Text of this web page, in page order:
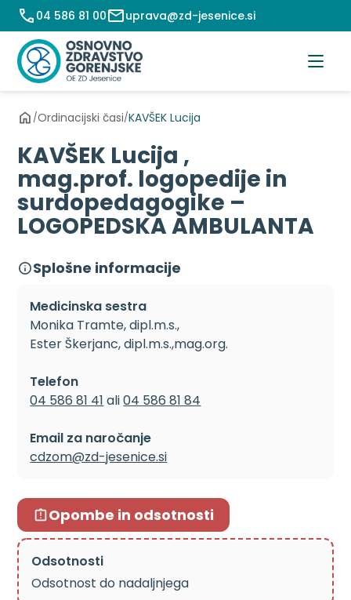
Preskoči
na
vsebino
04 586 81 00 uprava@zd-jesenice.si
/Ordinacijski časi/KAVŠEK Lucija
KAVŠEK Lucija ,
mag.prof. logopedije in
surdopedagogike –
LOGOPEDSKA AMBULANTA
Splošne informacije
Medicinska sestra
Monika Tramte, dipl.m.s.,
Ester Škerjanc, dipl.m.s.,mag.org.
Telefon
04 586 81 41 ali04 586 81 84
Email za naročanje
cdzom@zd-jesenice.si
Opombe in odsotnosti
Odsotnosti
Odsotnost do nadaljnjega